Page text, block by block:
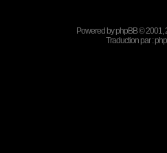
Powered byphpBB© 2001,
Traduction par :